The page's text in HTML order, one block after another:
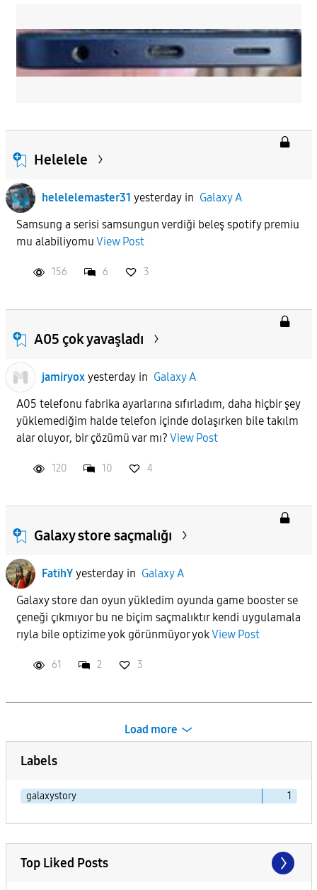
Helelele
helelelemaster31 yesterdayin Galaxy A
Samsung a serisi samsungun verdiği beleş spotify premiu
mu alabiliyomu View Post
156 6 3
A05 çok yavaşladı
jamiryox yesterdayin Galaxy A
A05 telefonu fabrika ayarlarına sıfırladım, daha hiçbir şey
yüklemediğim halde telefon içinde dolaşırken bile takılm
alar oluyor, bir çözümü var mı? View Post
120 10 4
Galaxy store saçmalığı
FatihY yesterdayin Galaxy A
Galaxy store dan oyun yükledim oyunda game booster se
çeneği çıkmıyor bu ne biçim saçmalıktır kendi uygulamala
rıyla bile optizime yok görünmüyor yokView Post
61 2 3
Load more
Labels
galaxystory 1
Top Liked Posts